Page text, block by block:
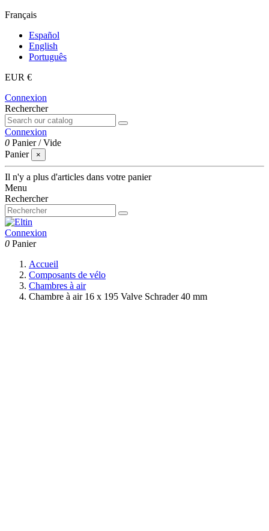
Français
Español
English
Português
EUR €
Connexion
Rechercher
Connexion
0 Panier /Vide
Panier
×
Il n'y a plus d'articles dans votre panier
Menu
Rechercher
Connexion
0 Panier
Accueil
Composants de vélo
Chambres à air
Chambre à air 16 x 195 Valve Schrader 40 mm